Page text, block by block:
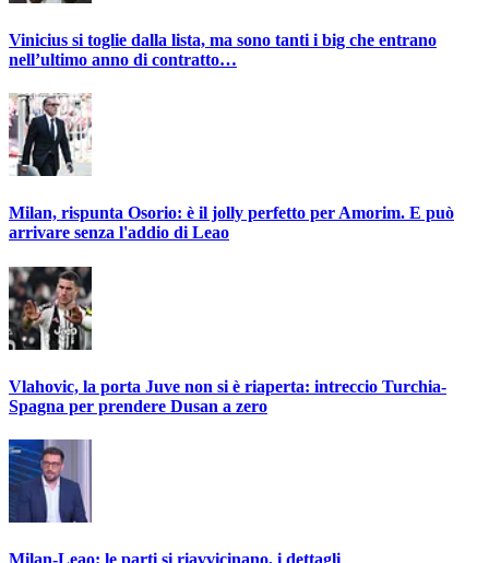
Vinicius si toglie dalla lista, ma sono tanti i big che entrano
nell’ultimo anno di contratto…
Milan, rispunta Osorio: è il jolly perfetto per Amorim. E può
arrivare senza l'addio di Leao
Vlahovic, la porta Juve non si è riaperta: intreccio Turchia-
Spagna per prendere Dusan a zero